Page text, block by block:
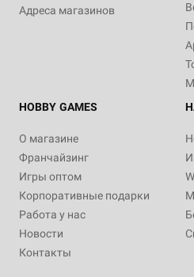
Адреса магазинов
HOBBY GAMES
О магазине
Франчайзинг
Игры оптом
Корпоративные подарки
Работа у нас
Новости
Контакты